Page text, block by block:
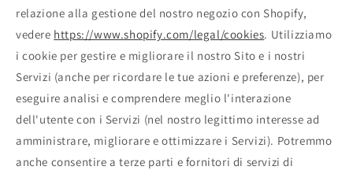
relazione alla gestione del nostro negozio con Shopify,
vedere https://www.shopify.com/legal/cookies. Utilizziamo
i cookie per gestire e migliorare il nostro Sito e i nostri
Servizi (anche per ricordare le tue azioni e preferenze), per
eseguire analisi e comprendere meglio l'interazione
dell'utente con i Servizi (nel nostro legittimo interesse ad
amministrare, migliorare e ottimizzare i Servizi). Potremmo
anche consentire a terze parti e fornitori di servizi di